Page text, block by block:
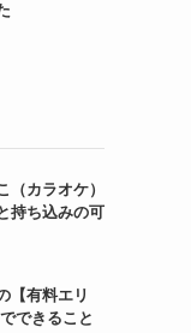
（カラオケ）
持ち込みの可
【有料エリ
できること